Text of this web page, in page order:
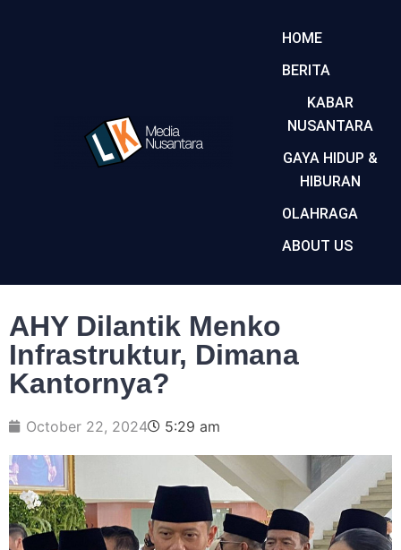
HOME
BERITA
KABAR
NUSANTARA
GAYA HIDUP &
HIBURAN
OLAHRAGA
ABOUT US
AHY Dilantik Menko
Infrastruktur, Dimana
Kantornya?
October 22, 2024 5:29 am